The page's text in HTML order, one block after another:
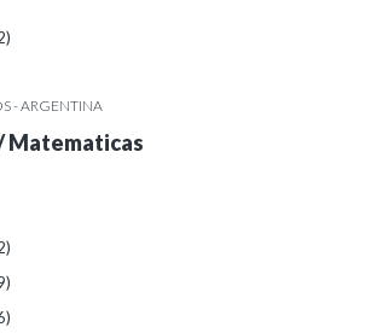
- ARGENTINA
Matematicas